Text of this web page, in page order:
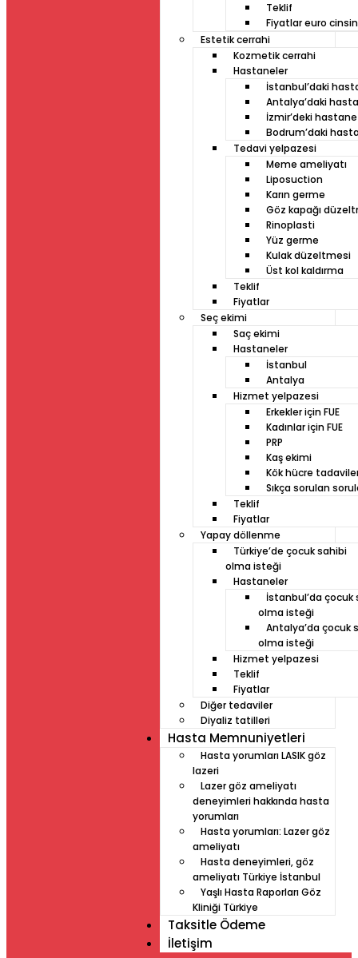
Teklif
Fiyatlar euro
Estetik cerrahi
Kozmetik cerrahi
Hastaneler
İstanbul’daki
Antalya’daki
İzmir’deki hastane
Bodrum’daki
Tedavi yelpazesi
Meme ameliyatı
Liposuction
Karın germe
Göz kapağı
Rinoplasti
Yüz germe
Kulak düzeltmesi
Üst kol kaldırma
Teklif
Fiyatlar
Seç ekimi
Saç ekimi
Hastaneler
İstanbul
Antalya
Hizmet yelpazesi
Erkekler için FUE
Kadınlar için FUE
PRP
Kaş ekimi
Kök hücre
Sıkça sorulan
Teklif
Fiyatlar
Yapay döllenme
Türkiye’de çocuk sahibi
olma isteği
Hastaneler
İstanbul’da çocuk
olma isteği
Antalya’da çocuk
olma isteği
Hizmet yelpazesi
Teklif
Fiyatlar
Diğer tedaviler
Diyaliz tatilleri
Hasta Memnuniyetleri
Hasta yorumları LASIK göz
lazeri
Lazer göz ameliyatı
deneyimleri hakkında hasta
yorumları
Hasta yorumları: Lazer göz
ameliyatı
Hasta deneyimleri, göz
ameliyatı Türkiye İstanbul
Yaşlı Hasta Raporları Göz
Kliniği Türkiye
Taksitle Ödeme
İletişim